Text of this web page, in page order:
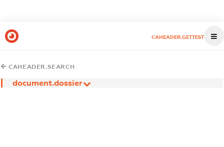
CAHEADER.GETTEST
CAHEADER.SEARCH
document.dossier